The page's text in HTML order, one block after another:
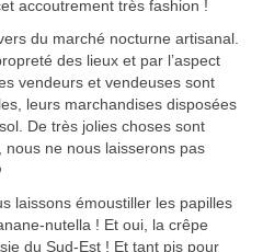
accoutrement très fashion !
du marché nocturne artisanal.
des lieux et par l’aspect
vendeurs et vendeuses sont
leurs marchandises disposées
De très jolies choses sont
ne nous laisserons pas
laissons émoustiller les papilles
nutella ! Et oui, la crêpe
du Sud-Est ! Et tant pis pour